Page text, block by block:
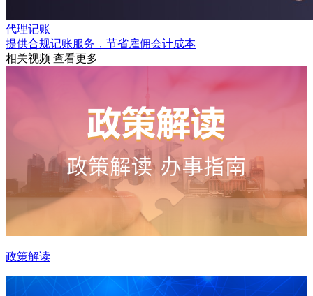
代理记账
提供合规记账服务，节省雇佣会计成本
相关视频 查看更多
政策解读